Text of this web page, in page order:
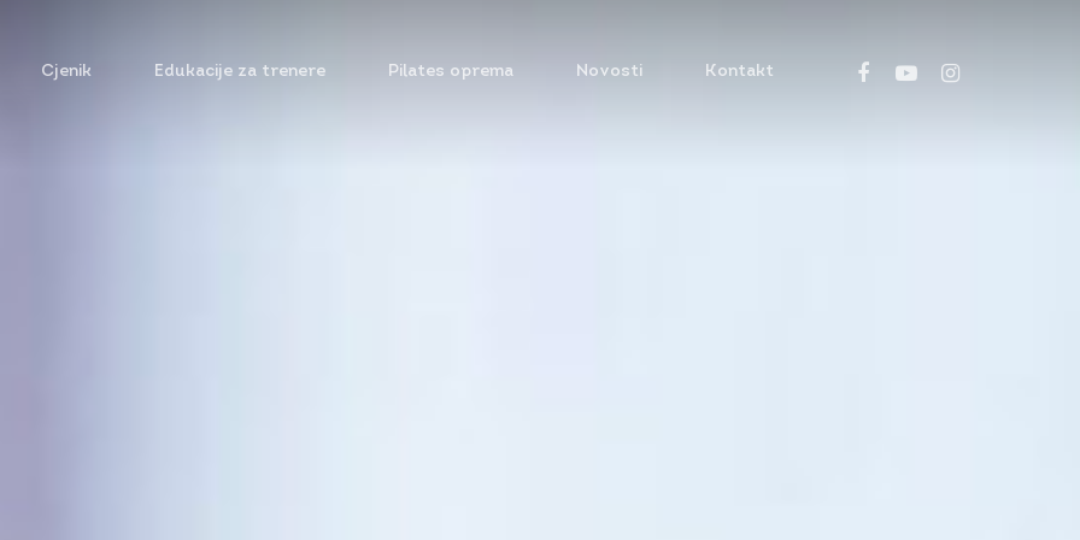
Cjenik Edukacije za trenere Pilates oprema Novosti Kontakt facebookyoutubeinstagram